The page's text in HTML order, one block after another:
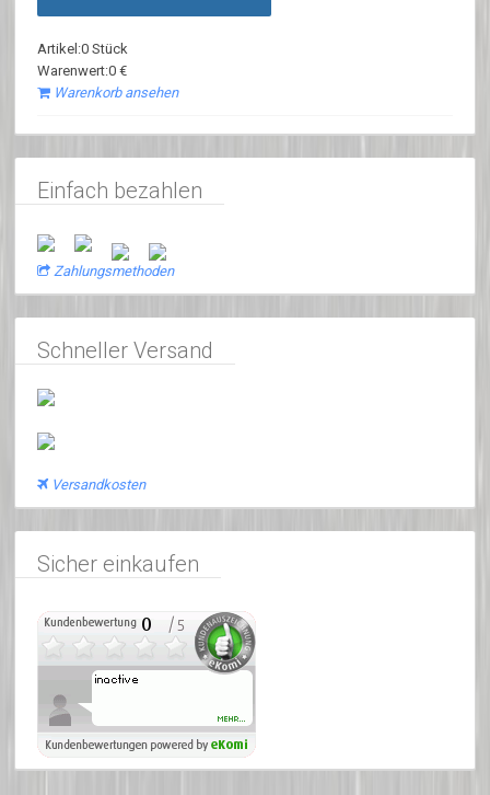
Artikel:0 Stück
Warenwert:0 €
Warenkorb ansehen
Einfach bezahlen
Zahlungsmethoden
Schneller Versand
Versandkosten
Sicher einkaufen